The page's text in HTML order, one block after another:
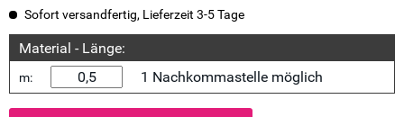
Sofort versandfertig, Lieferzeit 3-5 Tage
Material - Länge:
m: 1 Nachkommastelle möglich